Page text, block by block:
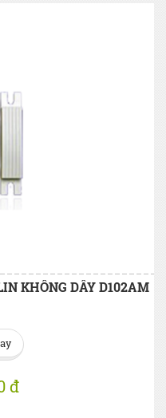
KHÔNG DÂY D102AM
đ